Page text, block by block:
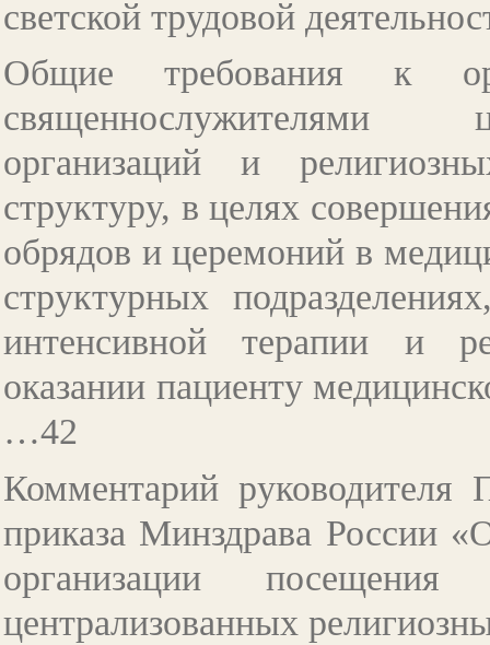
светской трудовой
Общие требования к
священнослужителями
организаций и
структуру, в целях
обрядов и церемоний в
структурных
интенсивной терапии и
оказании пациенту
…42
Комментарий руководителя
приказа Минздрава России
организации посещения
централизованных